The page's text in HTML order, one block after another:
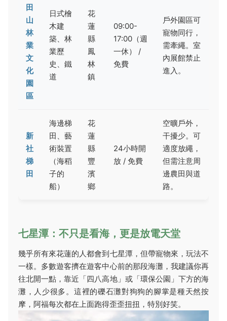
田
山
林
業
文
化
園
區
日式檜
木建
築、林
業歷
史、鐵
道
花
蓮
縣
鳳
林
鎮
09:00-
17:00（週
一休） /
免費
戶外園區可
寵物同行，
需牽繩。室
內展館禁止
進入。
新
社
梯
田
海邊梯
田、藝
術裝置
（海稻
子的
船）
花
蓮
縣
豐
濱
鄉
24小時開
放 / 免費
空曠戶外，
干擾少。可
適度放繩，
但需注意周
邊農田與道
路。
七星潭：不只是看海，更是放電天堂
幾乎所有來花蓮的人都會到七星潭，但帶寵物來，玩法不
一樣。多數遊客擠在遊客中心前的那段海灘，我建議你再
往北開一點，靠近「四八高地」或「環保公園」下方的海
灘，人少很多。這裡的礫石灘對狗狗的腳掌是種天然按
摩，阿福每次都在上面跑得歪歪扭扭，特別好笑。